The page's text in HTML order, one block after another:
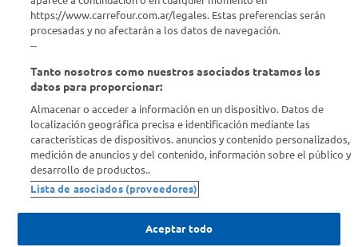
Descubrí Carrefour
Conocenos
Info útil
Comprá Online
https://www.carrefour.com.ar/legales. Estas preferencias serán
procesadas y no afectarán a los datos de navegación.
--
Tanto nosotros como nuestros asociados tratamos los
datos para proporcionar:
Almacenar o acceder a información en un dispositivo. Datos de
localización geográfica precisa e identificación mediante las
características de dispositivos. anuncios y contenido personalizados,
medición de anuncios y del contenido, información sobre el público y
desarrollo de productos..
Lista de asociados (proveedores)
Aceptar todo